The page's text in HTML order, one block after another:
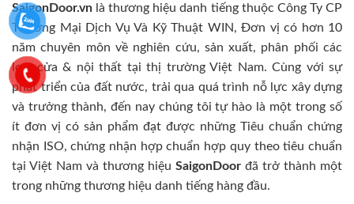
SaigonDoor.vn là thương hiệu danh tiếng thuộc Công Ty CP
Thương Mại Dịch Vụ Và Kỹ Thuật WIN, Đơn vị có hơn 10
năm chuyên môn về nghiên cứu, sản xuất, phân phối các
loại cửa & nội thất tại thị trường Việt Nam. Cùng với sự
phát triển của đất nước, trải qua quá trình nỗ lực xây dựng
và trưởng thành, đến nay chúng tôi tự hào là một trong số
ít đơn vị có sản phẩm đạt được những Tiêu chuẩn chứng
nhận ISO, chứng nhận hợp chuẩn hợp quy theo tiêu chuẩn
tại Việt Nam và thương hiệu SaigonDoor đã trở thành một
trong những thương hiệu danh tiếng hàng đầu.